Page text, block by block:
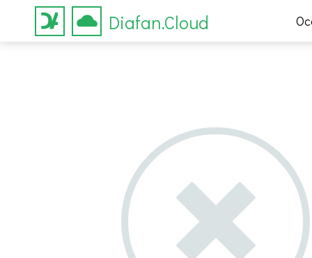
Diafan.Cloud